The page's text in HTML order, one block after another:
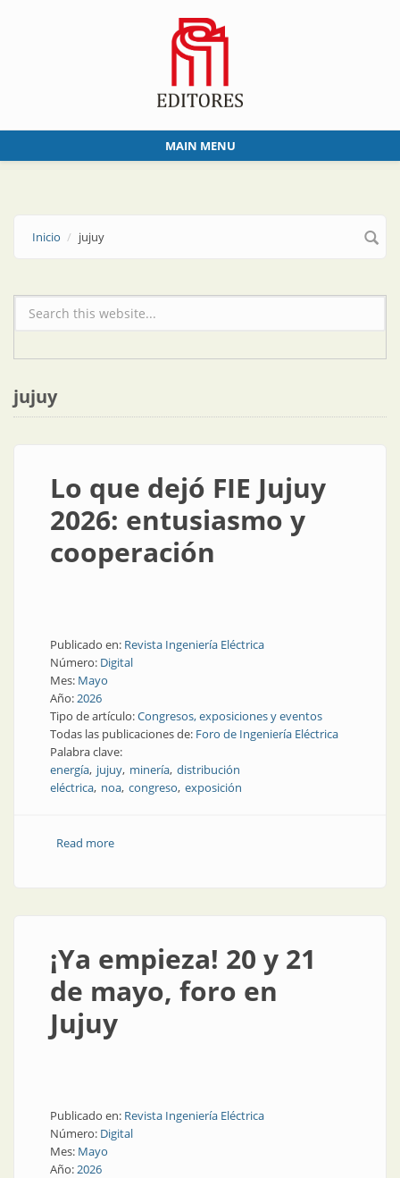
MAIN MENU
Inicio jujuy
Formulario de búsqueda
jujuy
Lo que dejó FIE Jujuy
2026: entusiasmo y
cooperación
Publicado en: Revista Ingeniería Eléctrica
Número: Digital
Mes: Mayo
Año:2026
Tipo de artículo:Congresos, exposiciones y eventos
Todas las publicaciones de: Foro de Ingeniería Eléctrica
Palabra clave:
energía jujuy minería distribución
eléctrica noa congreso exposición
Read moreabout Lo que dejó FIE Jujuy 2026: entusiasmo y
¡Ya empieza! 20 y 21
de mayo, foro en
Jujuy
Publicado en: Revista Ingeniería Eléctrica
Número: Digital
Mes: Mayo
Año:2026